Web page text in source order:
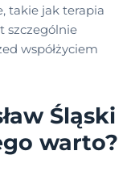
takie jak terapia
szczególnie
współżyciem
Śląski
warto?